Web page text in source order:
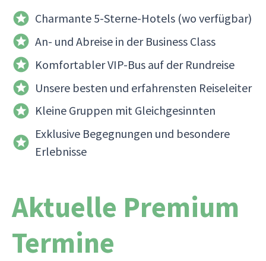
Charmante 5-Sterne-Hotels (wo verfügbar)
An- und Abreise in der Business Class
Komfortabler VIP-Bus auf der Rundreise
Unsere besten und erfahrensten Reiseleiter
Kleine Gruppen mit Gleichgesinnten
Exklusive Begegnungen und besondere
Erlebnisse
Aktuelle Premium
Termine